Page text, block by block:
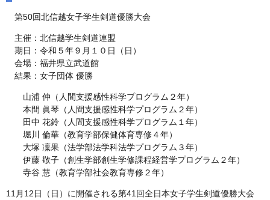
第50回北信越女子学生剣道優勝大会
主催：北信越学生剣道連盟
期日：令和５年９月１０日（日）
会場：福井県立武道館
結果：女子団体 優勝
山浦 仲（人間支援感性科学プログラム２年）
本間 眞琴（人間支援感性科学プログラム２年）
田中 花鈴（人間支援感性科学プログラム１年）
堀川 倫華（教育学部保健体育専修４年）
大塚 凜果（法学部法学科法学プログラム３年）
伊藤 敬子（創生学部創生学修課程経営学プログラム２年）
寺谷 慧（教育学部社会教育専修２年）
11月12日（日）に開催される第41回全日本女子学生剣道優勝大会